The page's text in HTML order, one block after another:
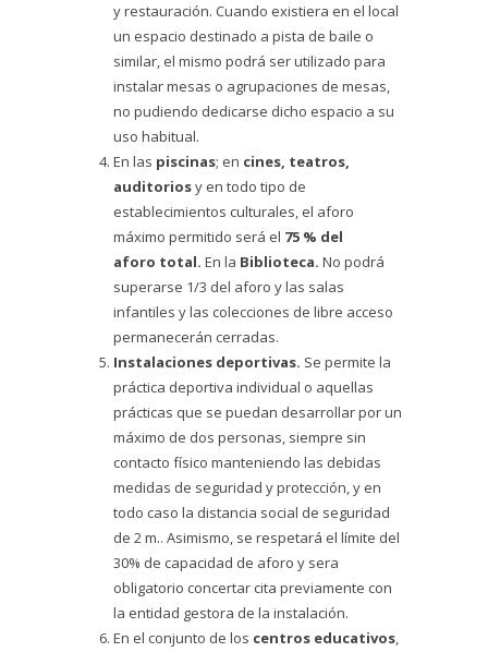
y restauración. Cuando existiera en el local
un espacio destinado a pista de baile o
similar, el mismo podrá ser utilizado para
instalar mesas o agrupaciones de mesas,
no pudiendo dedicarse dicho espacio a su
uso habitual.
En las piscinas; en cines, teatros,
auditoriosy en todo tipo de
establecimientos culturales, el aforo
máximo permitido será el 75 % del
aforo total. En la Biblioteca. No podrá
superarse 1/3 del aforo y las salas
infantiles y las colecciones de libre acceso
permanecerán cerradas.
Instalaciones deportivas. Se permite la
práctica deportiva individual o aquellas
prácticas que se puedan desarrollar por un
máximo de dos personas, siempre sin
contacto físico manteniendo las debidas
medidas de seguridad y protección, y en
todo caso la distancia social de seguridad
de 2 m.. Asimismo, se respetará el límite del
30% de capacidad de aforo y sera
obligatorio concertar cita previamente con
la entidad gestora de la instalación.
En el conjunto de los centros educativos,